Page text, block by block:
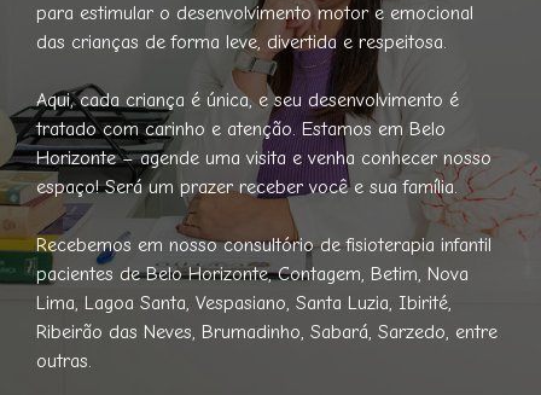
para estimular o desenvolvimento motor e emocional
das crianças de forma leve, divertida e respeitosa.
Aqui, cada criança é única, e seu desenvolvimento é
tratado com carinho e atenção. Estamos em Belo
Horizonte – agende uma visita e venha conhecer nosso
espaço! Será um prazer receber você e sua família.
Recebemos em nosso consultório de fisioterapia infantil
pacientes de Belo Horizonte, Contagem, Betim, Nova
Lima, Lagoa Santa, Vespasiano, Santa Luzia, Ibirité,
Ribeirão das Neves, Brumadinho, Sabará, Sarzedo, entre
outras.